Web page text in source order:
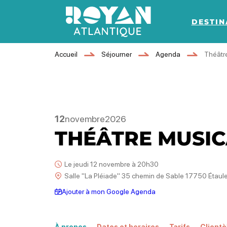
Royan Atlantique
Accueil Séjourner Agenda
12novembre2026
THÉÂTRE
Le jeudi 12 novembre à 20h30
Salle "La Pléiade" 35 chemin de Sable 17750
Ajouter à mon Google Agenda